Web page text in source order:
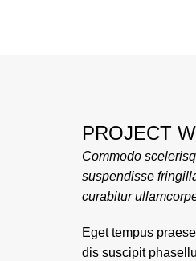
PROJECT
Commodo
suspendisse
curabitur
Eget tempus
dis suscipit